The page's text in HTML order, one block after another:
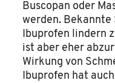
Buscopan oder
werden.
Ibuprofen lindern
ist aber eher
Wirkung von
Ibuprofen hat